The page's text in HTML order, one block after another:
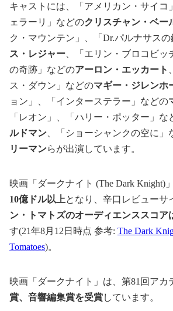
キャストには、「アメリカン・サイコ
ェラーリ」などのクリスチャン・ベー
ク・マウンテン」、「Dr.パルナサス
ス・レジャー 、「エリン・ブロコビッ
の奇跡」などのアーロン・エッカート
ス・ダウン」などのマギー・ジレンホ
ョン」、「インターステラー」などの
「レオン」、「ハリー・ポッター」な
ルドマン 、「ショーシャンクの空に」
リーマンらが出演しています。
映画「ダークナイト (The Dark Knight)
10億ドル以上となり、辛口レビューサ
ン・トマトズのオーディエンススコア
す(21年8月12日時点 参考: The Dark
Tomatoes)。
映画「ダークナイト」は、第81回アカ
賞、音響編集賞を受賞しています。